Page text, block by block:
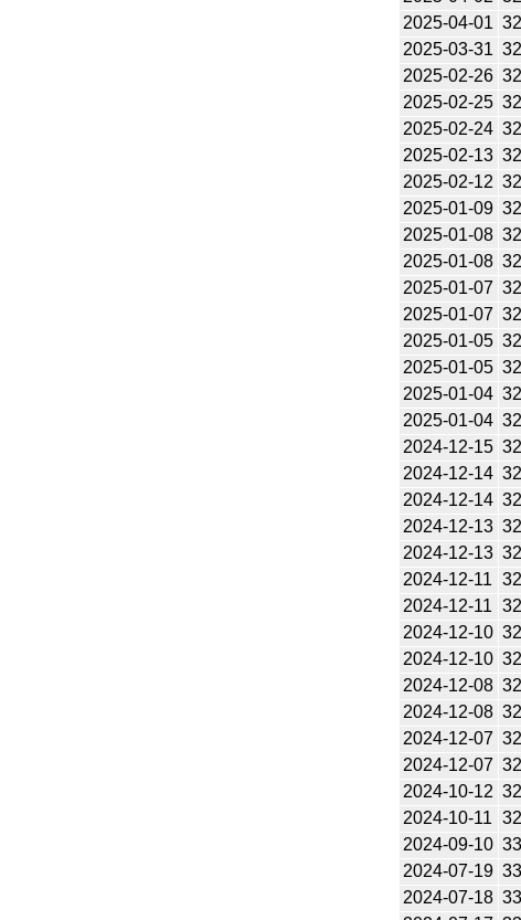
2025-04-01
2025-03-31
2025-02-26
2025-02-25
2025-02-24
2025-02-13
2025-02-12
2025-01-09
2025-01-08
2025-01-08
2025-01-07
2025-01-07
2025-01-05
2025-01-05
2025-01-04
2025-01-04
2024-12-15
2024-12-14
2024-12-14
2024-12-13
2024-12-13
2024-12-11
2024-12-11
2024-12-10
2024-12-10
2024-12-08
2024-12-08
2024-12-07
2024-12-07
2024-10-12
2024-10-11
2024-09-10
2024-07-19
2024-07-18